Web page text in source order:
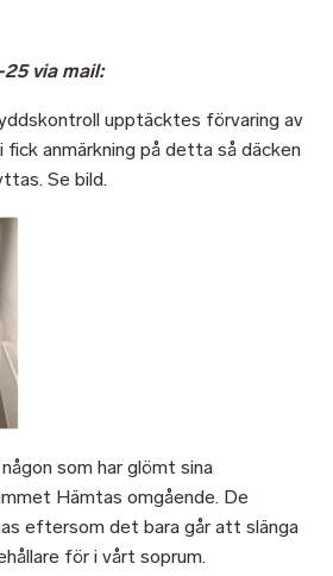
via mail:
upptäcktes förvaring av
anmärkning på detta så däcken
Se bild.
som har glömt sina
Hämtas omgående. De
eftersom det bara går att slänga
för i vårt soprum.